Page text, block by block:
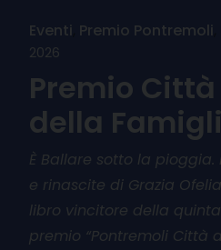
Eventi Premio Pontremoli
2026
Premio
della
È Ballare sotto la
e rinascite di Grazia
libro vincitore della
premio “Pontremoli Città